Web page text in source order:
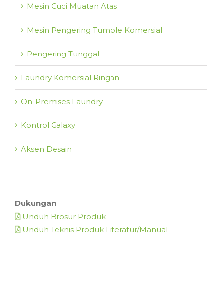
Mesin Cuci Muatan Atas
Mesin Pengering Tumble Komersial
Pengering Tunggal
Laundry Komersial Ringan
On-Premises Laundry
Kontrol Galaxy
Aksen Desain
Dukungan
Unduh Brosur Produk
Unduh Teknis Produk Literatur/Manual